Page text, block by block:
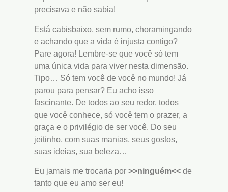
precisava e não sabia!
Está cabisbaixo, sem rumo, choramingando
e achando que a vida é injusta contigo?
Pare agora! Lembre-se que você só tem
uma única vida para viver nesta dimensão.
Tipo… Só tem você de você no mundo! Já
parou para pensar? Eu acho isso
fascinante. De todos ao seu redor, todos
que você conhece, só você tem o prazer, a
graça e o privilégio de ser você. Do seu
jeitinho, com suas manias, seus gostos,
suas ideias, sua beleza…
Eu jamais me trocaria por>>ninguém<< de
tanto que eu amo ser eu!